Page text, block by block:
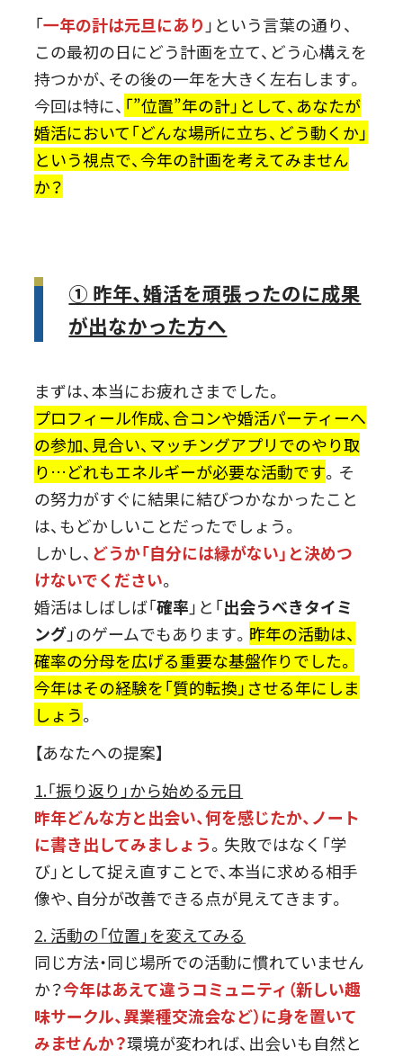
「一年の計は元旦にあり 」という言葉の通り、
この最初の日にどう計画を立て、どう心構えを
持つかが、その後の一年を大きく左右します。
今回は特に、 「”位置”年の計」として、あなたが
婚活において「どんな場所に立ち、どう動くか」
という視点で、今年の計画を考えてみません
か？
① 昨年、婚活を頑張ったのに成果
が出なかった方へ
まずは、本当にお疲れさまでした。
プロフィール作成、合コンや婚活パーティーへ
の参加、見合い、マッチングアプリでのやり取
り…どれもエネルギーが必要な活動です。そ
の努力がすぐに結果に結びつかなかったこと
は、もどかしいことだったでしょう。
しかし、 どうか「自分には縁がない」と決めつ
けないでください。
婚活はしばしば「確率」と「出会うべきタイミ
ング」のゲームでもあります。 昨年の活動は、
確率の分母を広げる重要な基盤作りでした。
今年はその経験を「質的転換」させる年にしま
しょう。
【あなたへの提案】
1.「振り返り」から始める元日
昨年どんな方と出会い、何を感じたか、ノート
に書き出してみましょう。失敗ではなく「学
び」として捉え直すことで、本当に求める相手
像や、自分が改善できる点が見えてきます。
2. 活動の「位置」を変えてみる
同じ方法・同じ場所での活動に慣れていません
か？今年はあえて違うコミュニティ（新しい趣
味サークル、異業種交流会など）に身を置いて
みませんか？環境が変われば、出会いも自然と